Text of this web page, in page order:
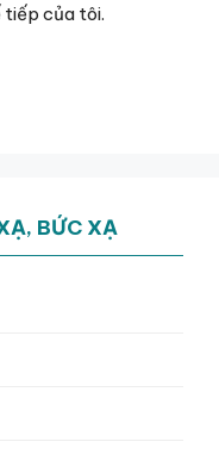
tiếp của tôi.
BỨC XẠ